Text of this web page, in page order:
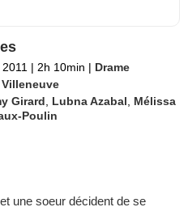
| 2h 10min | Drame
Girard Lubna Azabal
Mélissa
Poulin
une soeur décident de se